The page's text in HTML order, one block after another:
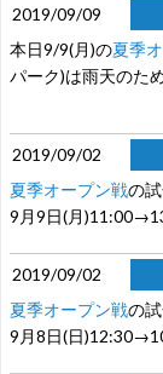
2019/09/09
本日9/9(月)の夏季
パーク)は雨天のた
2019/09/02
夏季オープン戦の
9月9日(月
2019/09/02
夏季オープン戦の
9月8日(日